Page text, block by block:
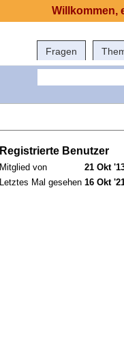
Fragen
Registrierte Benutzer
Mitglied von
21 Okt
Letztes Mal gesehen 16 Okt
Willkommen,